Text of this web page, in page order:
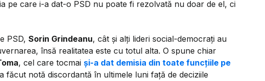
pe care i-a dat-o PSD nu poate fi rezolvată nu doar de el, ci
PSD, Sorin Grindeanu, cât și alți lideri social-democrați au
însă realitatea este cu totul alta. O spune chiar
, cel care tocmai și-a dat demisia din toate funcțiile pe
făcut notă discordantă în ultimele luni față de deciziile